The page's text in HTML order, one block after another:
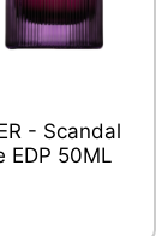
EDP 50ML